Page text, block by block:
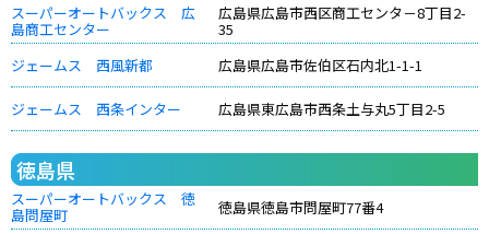
スーパーオートバックス 広
島商工センター
広島県広島市西区商工センタ－8丁目2-
35
ジェームス 西風新都
広島県広島市佐伯区石内北1-1-1
ジェームス 西条インター 広島県東広島市西条土与丸5丁目2-5
徳島県
スーパーオートバックス 徳
島問屋町 徳島県徳島市問屋町77番4